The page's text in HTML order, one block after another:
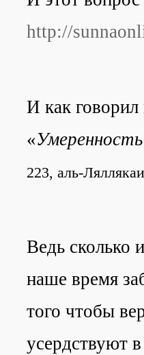
http://
И как
«
223, аль-
Ведь сколько
наше время
того чтобы
усердствуют